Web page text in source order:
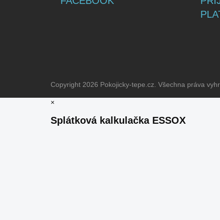
Copyright 2026 Pokojicky-tepe.cz . Všechna práva
×
Splátková kalkulačka ESSOX